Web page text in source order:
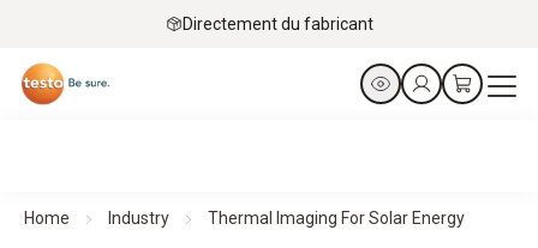
Directement du fabricant
Home Industry Thermal Imaging For Solar Energy